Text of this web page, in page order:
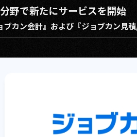
野で新たにサービスを開始
ブカン会計』および『ジョブカン見